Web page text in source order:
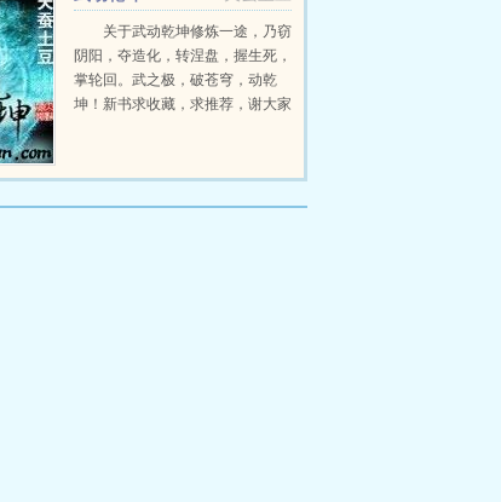
关于武动乾坤修炼一途，乃窃
阴阳，夺造化，转涅盘，握生死，
掌轮回。武之极，破苍穹，动乾
坤！新书求收藏，求推荐，谢大家